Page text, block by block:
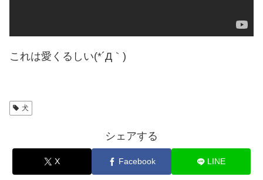
これは愛くるしい(*´Д｀)
犬
シェアする
X Facebook LINE